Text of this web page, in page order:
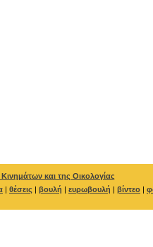
και της Οικολογίας
| θέσεις | βουλή | ευρωβουλή | βίντεο |